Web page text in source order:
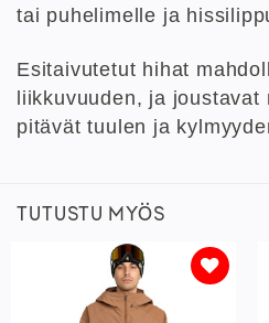
tai puhelimelle ja
Esitaivutetut hihat
liikkuvuuden, ja joustavat
pitävät tuulen ja
TUTUSTU MYÖS